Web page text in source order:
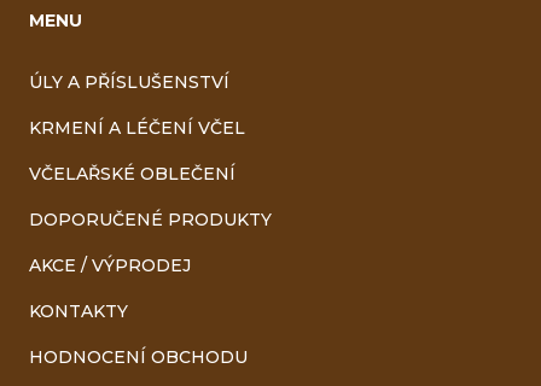
MENU
ÚLY A PŘÍSLUŠENSTVÍ
KRMENÍ A LÉČENÍ VČEL
VČELAŘSKÉ OBLEČENÍ
DOPORUČENÉ PRODUKTY
AKCE / VÝPRODEJ
KONTAKTY
HODNOCENÍ OBCHODU